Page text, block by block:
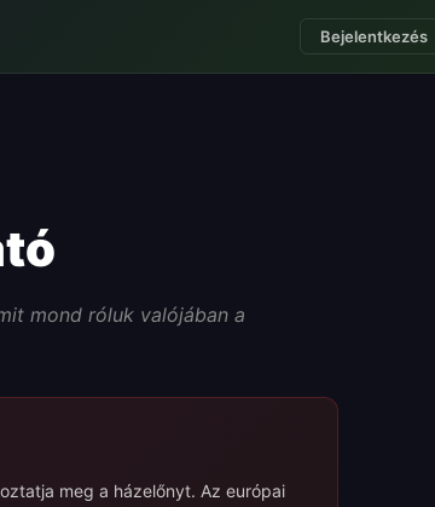
Bejelentkezés
mond róluk valójában a
meg a házelőnyt. Az európai